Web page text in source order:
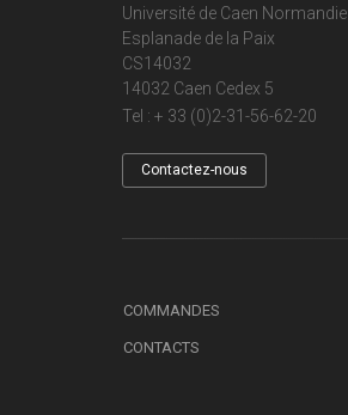
Université de Caen Normandie
Esplanade de la Paix
CS14032
14032 Caen Cedex 5
Tel : + 33 (0)2-31-56-62-20
Contactez-nous
COMMANDES
CONTACTS